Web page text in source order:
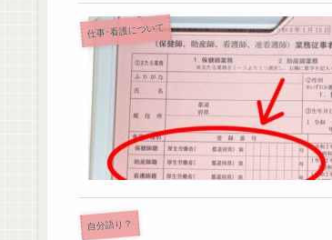
仕事･看護について
自分語り？